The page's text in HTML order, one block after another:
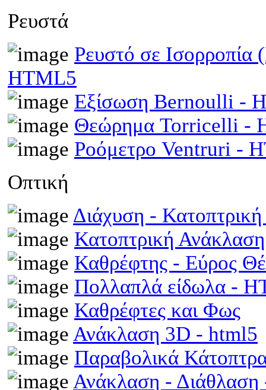
Ρευστά
Ρευστό σε Ισορροπία
HTML5
Εξίσωση Bernoulli -
Θεώρημα Torricelli -
Ροόμετρο Ventruri -
Οπτική
Διάχυση -
Κατοπτρική
Καθρέφτης - Εύρος
Πολλαπλά είδωλα -
Καθρέφτες και Φως
Ανάκλαση 3D - html5
Παραβολικά
Ανάκλαση -